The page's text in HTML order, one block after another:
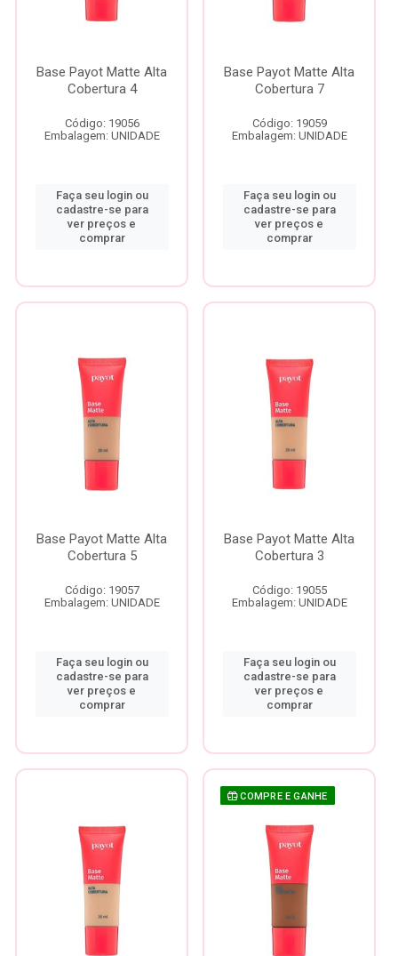
Base Payot Matte Alta
Cobertura 4
Código: 19056
Embalagem: UNIDADE
Faça seu login ou
cadastre-se para
ver preços e
comprar
Base Payot Matte Alta
Cobertura 7
Código: 19059
Embalagem: UNIDADE
Faça seu login ou
cadastre-se para
ver preços e
comprar
Base Payot Matte Alta
Cobertura 5
Código: 19057
Embalagem: UNIDADE
Faça seu login ou
cadastre-se para
ver preços e
comprar
Base Payot Matte Alta
Cobertura 3
Código: 19055
Embalagem: UNIDADE
Faça seu login ou
cadastre-se para
ver preços e
comprar
COMPRE E GANHE